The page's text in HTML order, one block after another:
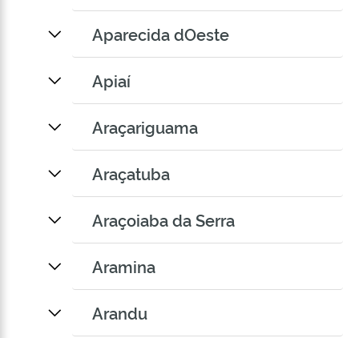
Aparecida dOeste
Apiaí
Araçariguama
Araçatuba
Araçoiaba da Serra
Aramina
Arandu